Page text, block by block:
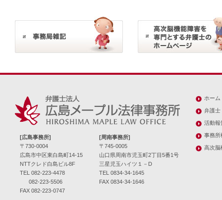
[広島事務所]
〒730-0004
広島市中区東白島町14-15
NTTクレド白島ビル8F
TEL 082-223-4478
082-223-5506
FAX 082-223-0747
[周南事務所]
〒745-0005
山口県周南市児玉町2丁目5番1号
三星児玉ハイツ１－D
TEL 0834-34-1645
FAX 0834-34-1646
ホーム
弁護士
活動報
事務所
高次脳